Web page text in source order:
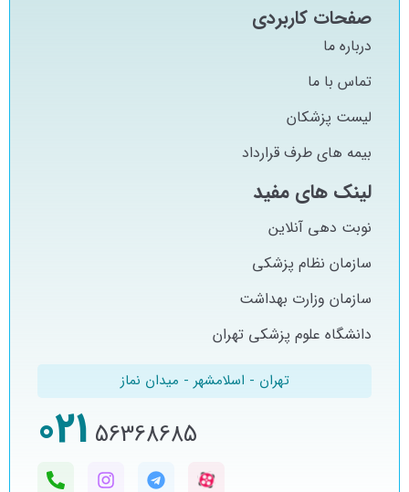
صفحات کاربردی
درباره ما
تماس با ما
لیست پزشکان
بیمه های طرف قرارداد
لینک های مفید
نوبت دهی آنلاین
سازمان نظام پزشکی
سازمان وزارت بهداشت
دانشگاه علوم پزشکی تهران
تهران - اسلامشهر - میدان نماز
56368685
021